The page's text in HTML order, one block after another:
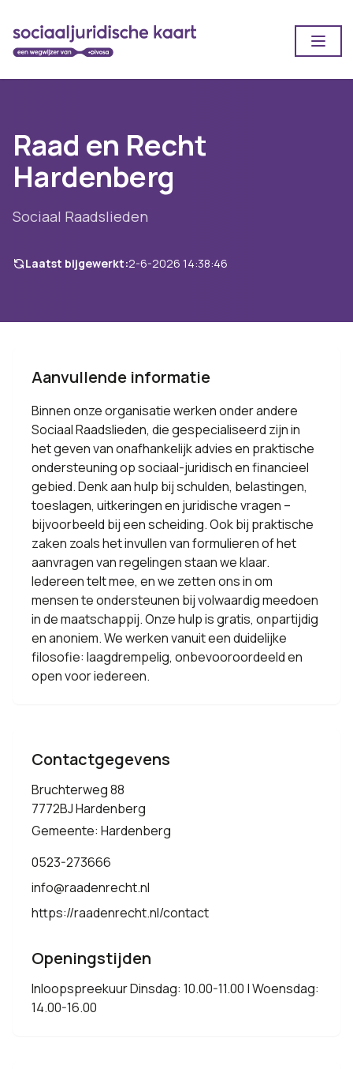
Raad en Recht
Hardenberg
Sociaal Raadslieden
Laatst bijgewerkt:2-6-2026 14:38:46
Aanvullende informatie
Binnen onze organisatie werken onder andere
Sociaal Raadslieden, die gespecialiseerd zijn in
het geven van onafhankelijk advies en praktische
ondersteuning op sociaal-juridisch en financieel
gebied. Denk aan hulp bij schulden, belastingen,
toeslagen, uitkeringen en juridische vragen –
bijvoorbeeld bij een scheiding. Ook bij praktische
zaken zoals het invullen van formulieren of het
aanvragen van regelingen staan we klaar.
Iedereen telt mee, en we zetten ons in om
mensen te ondersteunen bij volwaardig meedoen
in de maatschappij. Onze hulp is gratis, onpartijdig
en anoniem. We werken vanuit een duidelijke
filosofie: laagdrempelig, onbevooroordeeld en
open voor iedereen.
Contactgegevens
Bruchterweg 88
7772BJ Hardenberg
Gemeente: Hardenberg
0523-273666
info@raadenrecht.nl
https://raadenrecht.nl/contact
Openingstijden
Inloopspreekuur Dinsdag: 10.00-11.00 | Woensdag:
14.00-16.00